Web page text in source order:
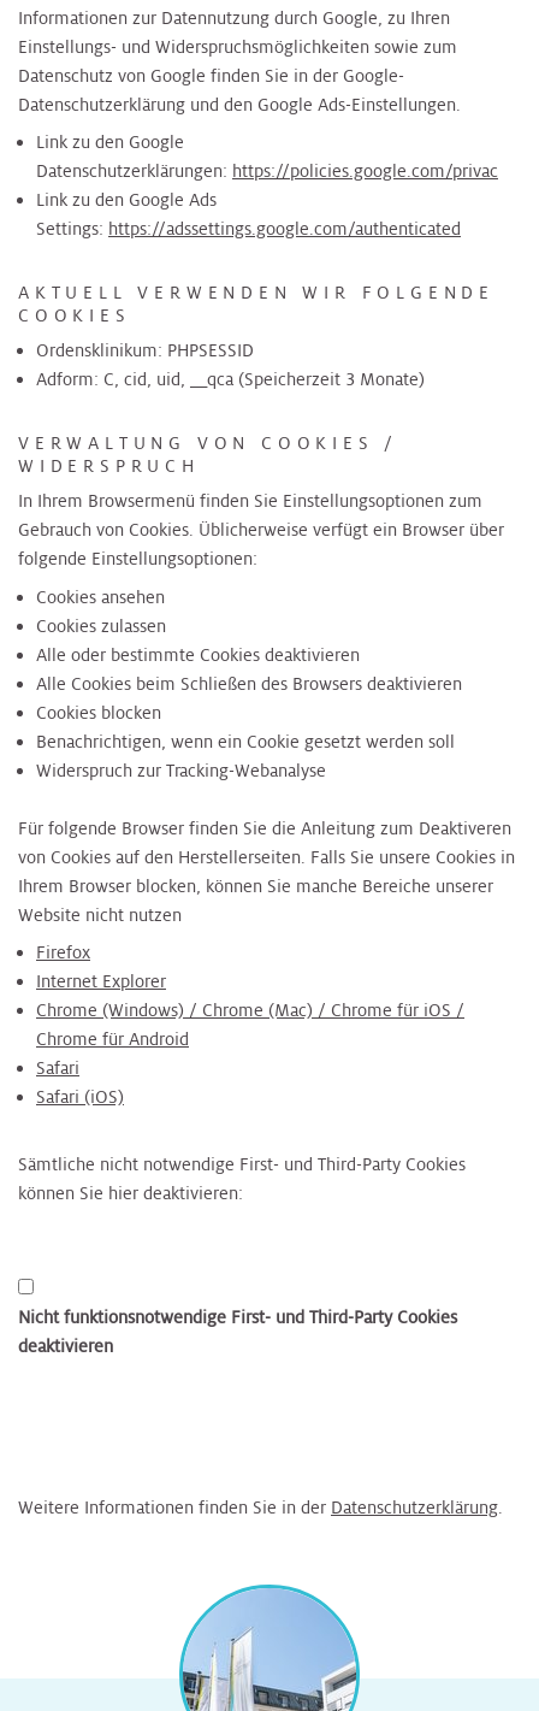
Informationen zur Datennutzung durch Google, zu Ihren
Einstellungs- und Widerspruchsmöglichkeiten sowie zum
Datenschutz von Google finden Sie in der Google-
Datenschutzerklärung und den Google Ads-Einstellungen.
Link zu den Google
Datenschutzerklärungen: https://policies.google.com/privac
Link zu den Google Ads
Settings: https://adssettings.google.com/authenticated
AKTUELL VERWENDEN WIR FOLGENDE
COOKIES
Ordensklinikum: PHPSESSID
Adform: C, cid, uid, __qca (Speicherzeit 3 Monate)
VERWALTUNG VON COOKIES /
WIDERSPRUCH
In Ihrem Browsermenü finden Sie Einstellungsoptionen zum
Gebrauch von Cookies. Üblicherweise verfügt ein Browser über
folgende Einstellungsoptionen:
Cookies ansehen
Cookies zulassen
Alle oder bestimmte Cookies deaktivieren
Alle Cookies beim Schließen des Browsers deaktivieren
Cookies blocken
Benachrichtigen, wenn ein Cookie gesetzt werden soll
Widerspruch zur Tracking-Webanalyse
Für folgende Browser finden Sie die Anleitung zum Deaktiveren
von Cookies auf den Herstellerseiten. Falls Sie unsere Cookies in
Ihrem Browser blocken, können Sie manche Bereiche unserer
Website nicht nutzen
Firefox
Internet Explorer
Chrome (Windows) / Chrome (Mac) / Chrome für iOS /
Chrome für Android
Safari
Safari (iOS)
Sämtliche nicht notwendige First- und Third-Party Cookies
können Sie hier deaktivieren:
Nicht funktionsnotwendige First- und Third-Party Cookies
deaktivieren
Weitere Informationen finden Sie in der Datenschutzerklärung.